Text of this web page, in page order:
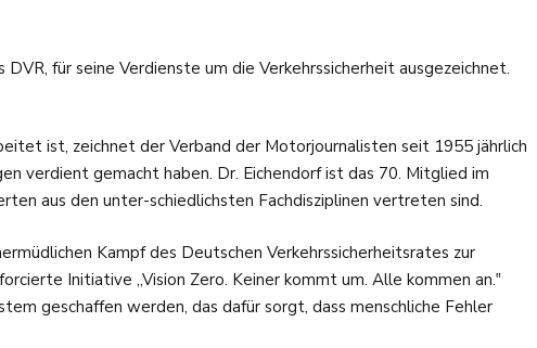
für seine Verdienste um die Verkehrssicherheit ausgezeichnet.
ist, zeichnet der Verband der Motorjournalisten seit 1955 jährlich
verdient gemacht haben. Dr. Eichendorf ist das 70. Mitglied im
aus den unter-schiedlichsten Fachdisziplinen vertreten sind.
Kampf des Deutschen Verkehrssicherheitsrates zur
Initiative „Vision Zero. Keiner kommt um. Alle kommen an.‟
geschaffen werden, das dafür sorgt, dass menschliche Fehler